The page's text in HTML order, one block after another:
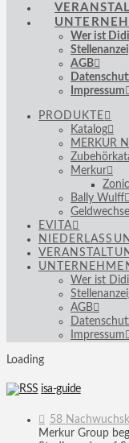
Wer ist
AGB
Impressum
PRODUKTE
Katalog
MERKUR
Merkur
Zonic
Bally Wulff
EVITA
Wer ist
AGB
Impressum
Loading
isa-guide
58
Merkur Group